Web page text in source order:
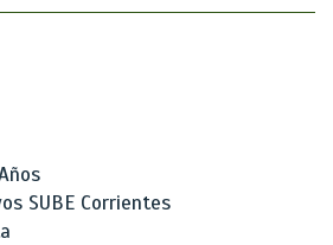
SUBE Corrientes